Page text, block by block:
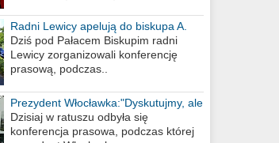
Radni Lewicy apelują do biskupa A.
Wiesława Meringa
Dziś pod Pałacem Biskupim radni
Lewicy zorganizowali konferencję
prasową, podczas..
Prezydent Włocławka:"Dyskutujmy, ale
nie obrażajmy się”
Dzisiaj w ratuszu odbyła się
konferencja prasowa, podczas której